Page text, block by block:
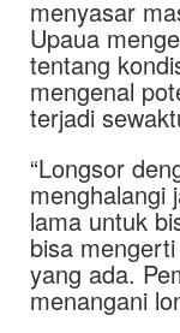
menyasar
Upaua
tentang
mengenal
terjadi
“Longsor
menghalangi
lama untuk
bisa
yang ada.
menangani